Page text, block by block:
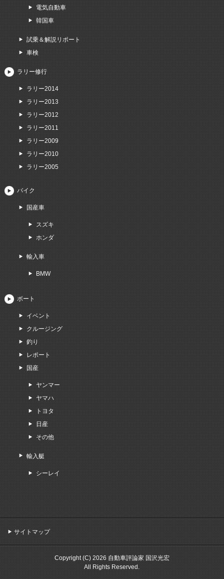
電気自動車
韓国車
試乗＆解説リポート
車検
ラリー修行
ラリー2014
ラリー2013
ラリー2012
ラリー2011
ラリー2009
ラリー2010
ラリー2005
バイク
国産車
スズキ
ホンダ
輸入車
BMW
ボート
イベント
クルージング
釣り
レポート
国産
ヤンマー
ヤマハ
トヨタ
日産
その他
輸入艇
シーレイ
サイトマップ
Copyright (C) 2026 自動車評論家 国沢光宏
All Rights Reserved.